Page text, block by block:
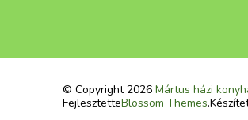
© Copyright 2026 Mártus házi
FejlesztetteBlossom Themes